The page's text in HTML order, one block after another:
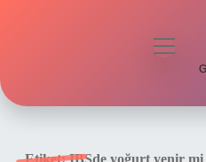
menüyü
Etiket:IBSde yoğurt yenir mi